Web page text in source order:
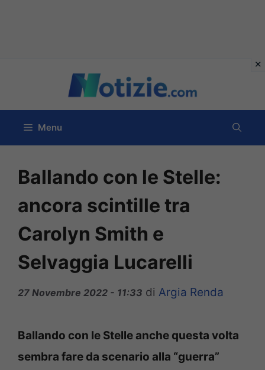
contenuto
Menu
Ballando con le Stelle:
ancora scintille tra
Carolyn Smith e
Selvaggia Lucarelli
27 Novembre 2022 - 11:33 di Argia Renda
Ballando con le Stelle anche questa volta
sembra fare da scenario alla “guerra”